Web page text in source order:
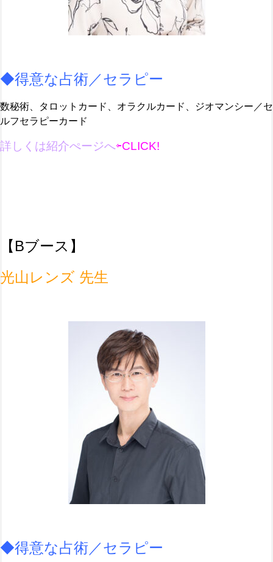
◆得意な占術／セラピー
数秘術、タロットカード、オラクルカード、ジオマンシー／セ
ルフセラピーカード
詳しくは紹介ぺージへ⇦CLICK!
【Bブース】
光山レンズ 先生
◆得意な占術／セラピー